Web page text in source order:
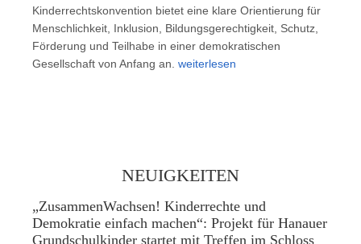
Kinderrechtskonvention bietet eine klare Orientierung für
Menschlichkeit, Inklusion, Bildungsgerechtigkeit, Schutz,
Förderung und Teilhabe in einer demokratischen
Gesellschaft von Anfang an. weiterlesen
NEUIGKEITEN
„ZusammenWachsen! Kinderrechte und
Demokratie einfach machen“: Projekt für Hanauer
Grundschulkinder startet mit Treffen im Schloss